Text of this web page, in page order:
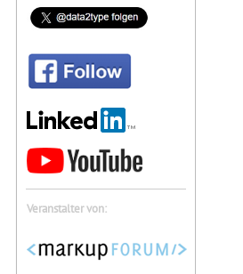
Veranstalter von: